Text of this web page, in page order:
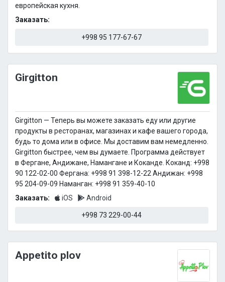
европейская кухня.
Заказать:
+998 95 177-67-67
Girgitton
Girgitton — Теперь вы можете заказать еду или другие
продукты в ресторанах, магазинах и кафе вашего города,
будь то дома или в офисе. Мы доставим вам немедленно.
Girgitton быстрее, чем вы думаете. Программа действует
в Фергане, Андижане, Намангане и Коканде. Коканд: +998
90 122-02-00 Фергана: +998 91 398-12-22 Андижан: +998
95 204-09-09 Наманган: +998 91 359-40-10
Заказать:
iOS Android
+998 73 229-00-44
Appetito plov